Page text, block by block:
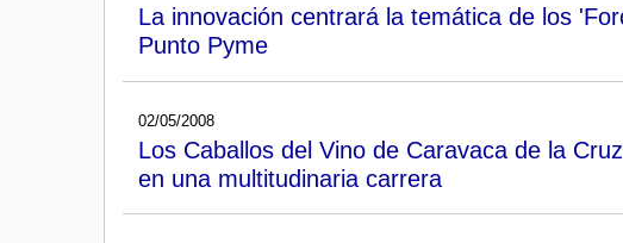
La innovación centrará la temática de los
Punto Pyme
02/05/2008
Los Caballos del Vino de Caravaca de la
en una multitudinaria carrera